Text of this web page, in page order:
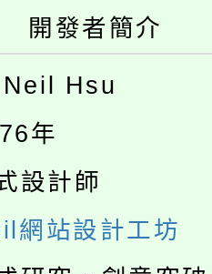
學年度學生
新住民語歌
學年度第
師甄選結果(
師甄選結果(
化大學推廣
生輔導中心
教案入校路
教育專業人
開發者簡介
Neil Hsu
年
設計師
網站設計工坊